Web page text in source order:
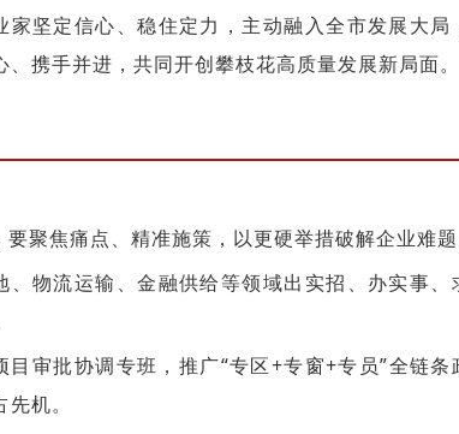
家坚定信心、稳住定力，主动融入全市发展大
、携手并进，共同开创攀枝花高质量发展新局面。
聚焦痛点、精准施策，以更硬举措破解企业难题
、物流运输、金融供给等领域出实招、办实事、
目审批协调专班，推广“专区+专窗+专员”全链
机。